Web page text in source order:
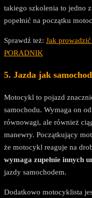
takiego szkolenia to jedno
popełnić na początku
Sprawdź też: Jak
PORADNIK
5. Jazda jak
Motocykl to pojazd
samochodu. Wymaga on
równowagi, ale również
manewry. Początkujący
że motocykl reaguje na
wymaga zupełnie innych
jazdy samochodem.
Dodatkowo motocyklista